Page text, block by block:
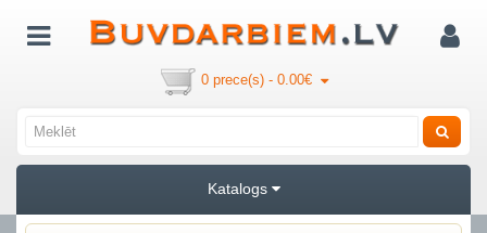
0 prece(s) - 0.00€
Katalogs